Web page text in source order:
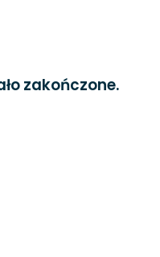
zakończone.